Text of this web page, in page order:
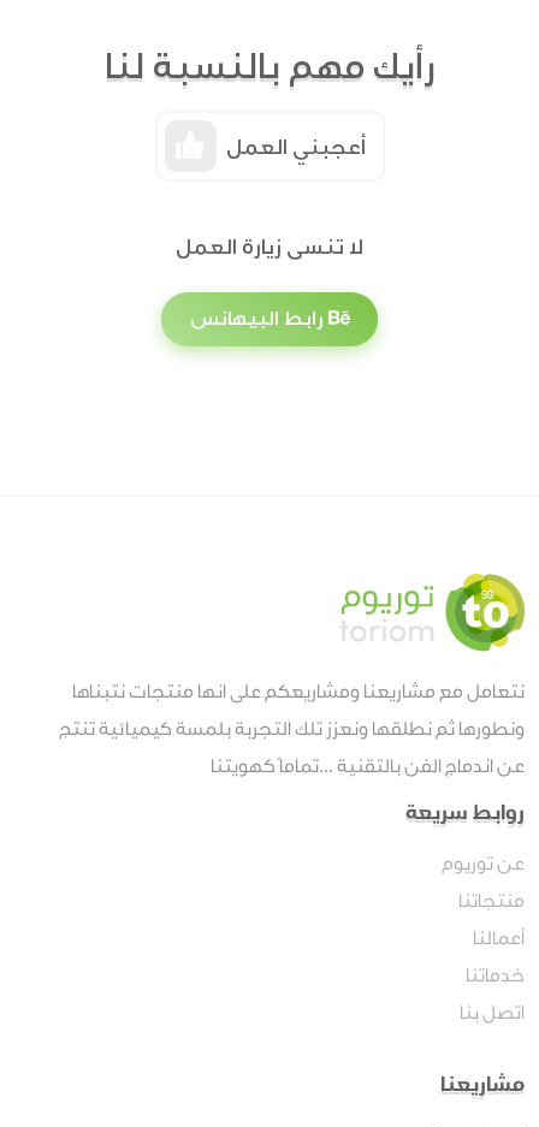
رأيك مهم بالنسبة لنا
أعجبني العمل
لا تنسى زيارة العمل
رابط البيهانس
نتعامل مع مشاريعنا ومشاريعكم على انها منتجات نتبناها
ونطورها ثم نطلقها ونعزز تلك التجربة بلمسة كيميائية تنتج
عن اندماج الفن بالتقنية ...تماماً كهويتنا
روابط سريعة
عن توريوم
منتجاتنا
أعمالنا
خدماتنا
اتصل بنا
مشاريعنا